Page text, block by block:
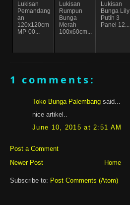
Lukisan
Pemandang
an
120x120cm
MP-00...
Lukisan
Rumpun
Bunga
Merah
100x60cm...
Lukisan
Bunga Lily
Putih 3
Panel 12...
1 comments:
Toko Bunga Palembang said...
nice artikel..
June 10, 2015 at 2:51 AM
Post a Comment
Newer Post
Home
Subscribe to: Post Comments (Atom)